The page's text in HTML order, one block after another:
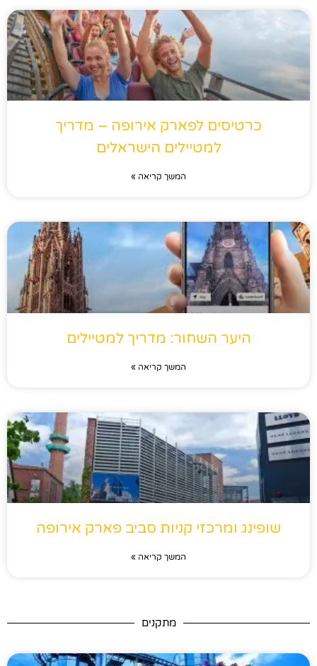
כרטיסים לפארק אירופה – מדריך
למטיילים הישראלים
המשך קריאה »
היער השחור: מדריך למטיילים
המשך קריאה »
שופינג ומרכזי קניות סביב פארק אירופה
המשך קריאה »
מתקנים